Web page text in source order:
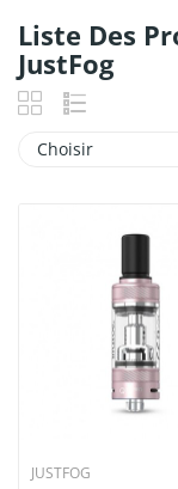
Liste Des
JustFog
Choisir
JUSTFOG